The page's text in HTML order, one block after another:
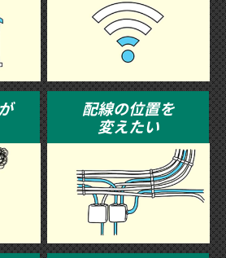
配線の位置を
変えたい